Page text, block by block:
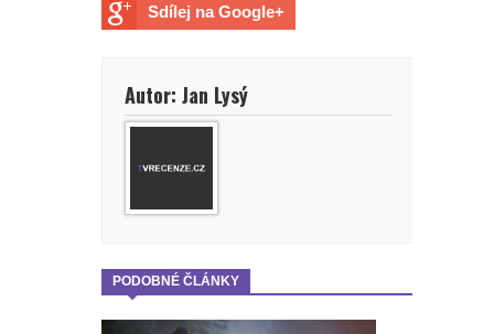
Sdílej na Google+
Autor: Jan Lysý
PODOBNÉ ČLÁNKY